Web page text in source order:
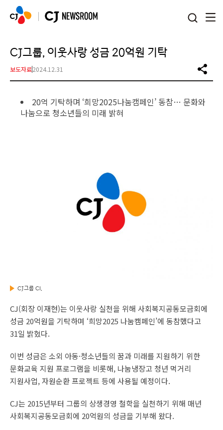
CJ그룹, 이웃사랑 성금 20억원 기탁
보도자료2024.12.31
20억 기탁하며 ‘희망2025나눔캠페인’ 동참… 문화와
나눔으로 청소년들의 미래 밝혀
CJ그룹 CI.
CJ(회장 이재현)는 이웃사랑 실천을 위해 사회복지공동모금회에
성금 20억원을 기탁하며 ‘희망2025 나눔캠페인’에 동참했다고
31일 밝혔다.
이번 성금은 소외 아동·청소년들의 꿈과 미래를 지원하기 위한
문화교육 지원 프로그램을 비롯해, 나눔냉장고 청년 먹거리
지원사업, 자원순환 프로젝트 등에 사용될 예정이다.
CJ는 2015년부터 그룹의 상생경영 철학을 실천하기 위해 매년
사회복지공동모금회에 20억원의 성금을 기부해 왔다.